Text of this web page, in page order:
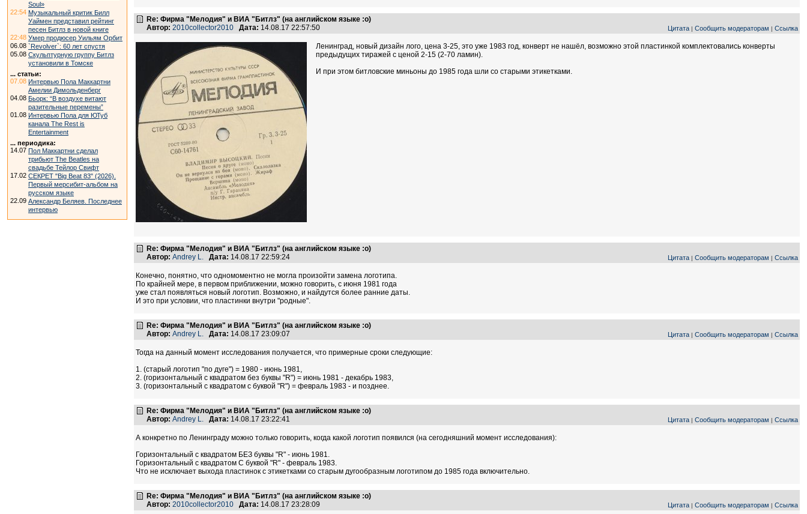
Soul»
22:54 Музыкальный критик Билл
Уаймен представил рейтинг
песен Битлз в новой книге
22:48 Умер продюсер Уильям Орбит
06.08 `Revolver`: 60 лет спустя
05.08 Скульптурную группу Битлз
установили в Томске
... статьи:
07.08 Интервью Пола Маккартни
Амелии Димольденберг
04.08 Бьорк: “В воздухе витают
разительные перемены”
01.08 Интервью Пола для ЮТуб
канала The Rest is
Entertainment
... периодика:
14.07 Пол Маккартни сделал
трибьют The Beatles на
свадьбе Тейлор Свифт
17.02 СЕКРЕТ "Big Beat 83" (2026).
Первый мерсибит-альбом на
русском языке
22.09 Александр Беляев. Последнее
интервью
Re: Фирма "Мелодия" и ВИА "Битлз" (на английском языке :о)
Автор: 2010collector2010 Дата: 14.08.17 22:57:50 Цитата | Сообщить модераторам | Ссылка
Ленинград, новый дизайн лого, цена 3-25, это уже 1983 год, конверт не нашёл, возможно этой пластинкой комплектовались конверты
предыдущих тиражей с ценой 2-15 (2-70 ламин).
И при этом битловские миньоны до 1985 года шли со старыми этикетками.
Re: Фирма "Мелодия" и ВИА "Битлз" (на английском языке :о)
Автор: Andrey L. Дата: 14.08.17 22:59:24 Цитата | Сообщить модераторам | Ссылка
Конечно, понятно, что одномоментно не могла произойти замена логотипа.
По крайней мере, в первом приближении, можно говорить, с июня 1981 года
уже стал появляться новый логотип. Возможно, и найдутся более ранние даты.
И это при условии, что пластинки внутри "родные".
Re: Фирма "Мелодия" и ВИА "Битлз" (на английском языке :о)
Автор: Andrey L. Дата: 14.08.17 23:09:07 Цитата | Сообщить модераторам | Ссылка
Тогда на данный момент исследования получается, что примерные сроки следующие:
1. (старый логотип "по дуге") = 1980 - июнь 1981,
2. (горизонтальный с квадратом без буквы "R") = июнь 1981 - декабрь 1983,
3. (горизонтальный с квадратом с буквой "R") = февраль 1983 - и позднее.
Re: Фирма "Мелодия" и ВИА "Битлз" (на английском языке :о)
Автор: Andrey L. Дата: 14.08.17 23:22:41 Цитата | Сообщить модераторам | Ссылка
А конкретно по Ленинграду можно только говорить, когда какой логотип появился (на сегодняшний момент исследования):
Горизонтальный с квадратом БЕЗ буквы "R" - июнь 1981.
Горизонтальный с квадратом С буквой "R" - февраль 1983.
Что не исключает выхода пластинок с этикетками со старым дугообразным логотипом до 1985 года включительно.
Re: Фирма "Мелодия" и ВИА "Битлз" (на английском языке :о)
Автор: 2010collector2010 Дата: 14.08.17 23:28:09 Цитата | Сообщить модераторам | Ссылка